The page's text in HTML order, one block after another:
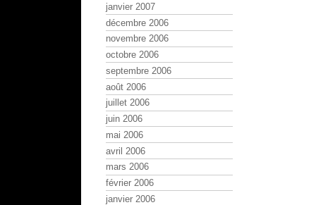
janvier 2007
décembre 2006
novembre 2006
octobre 2006
septembre 2006
août 2006
juillet 2006
juin 2006
mai 2006
avril 2006
mars 2006
février 2006
janvier 2006